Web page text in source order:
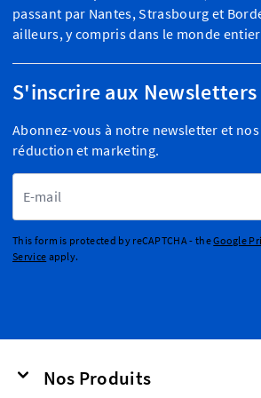
passant par Nantes, Strasbourg et
ailleurs, y compris dans le monde
S'inscrire aux Newsletters
Abonnez-vous à notre newsletter et
réduction et marketing.
This form is protected by reCAPTCHA - theGoogle
Service apply.
Nos Produits